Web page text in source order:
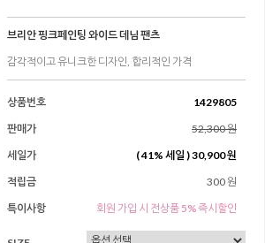
브리안 핑크페인팅 와이드 데님 팬츠
감각적이고 유니크한 디자인, 합리적인 가격
상품번호
1429805
판매가
52,300 원
세일가
(41% 세일 )30,900 원
적립금
300 원
특이사항
회원 가입 시 전상품 5% 즉시할인